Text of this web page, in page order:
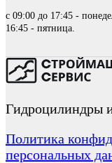
с 09:00 до 17:45 -
16:45 - пятница.
Гидроцилиндры
Политика
персональных